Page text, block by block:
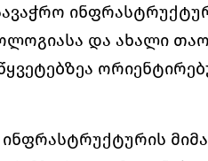
და ახალი